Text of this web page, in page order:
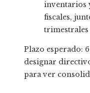
inventarios
fiscales,
Plazo esperado:
designar
para ver